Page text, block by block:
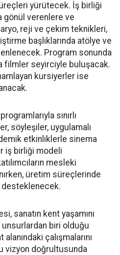
yürütecek. İş birliği
gönül verenlere ve
reji ve çekim teknikleri,
başlıklarında atölye ve
Program sonunda
filmler seyirciyle buluşacak.
kursiyerler ise
sınırlı
söyleşiler, uygulamalı
etkinliklerle sinema
iş birliği modeli
mesleki
üretim süreçlerinde
desteklenecek.
sanatın kent yaşamını
biri olduğu
çalışmalarını
vizyon doğrultusunda